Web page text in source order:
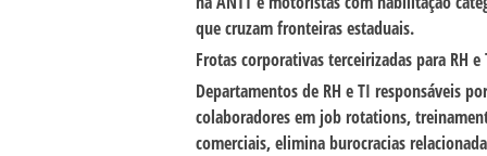
que cruzam fronteiras estaduais.
Frotas corporativas terceirizadas para RH e
Departamentos de RH e TI responsáveis
colaboradores em job rotations,
comerciais, elimina burocracias